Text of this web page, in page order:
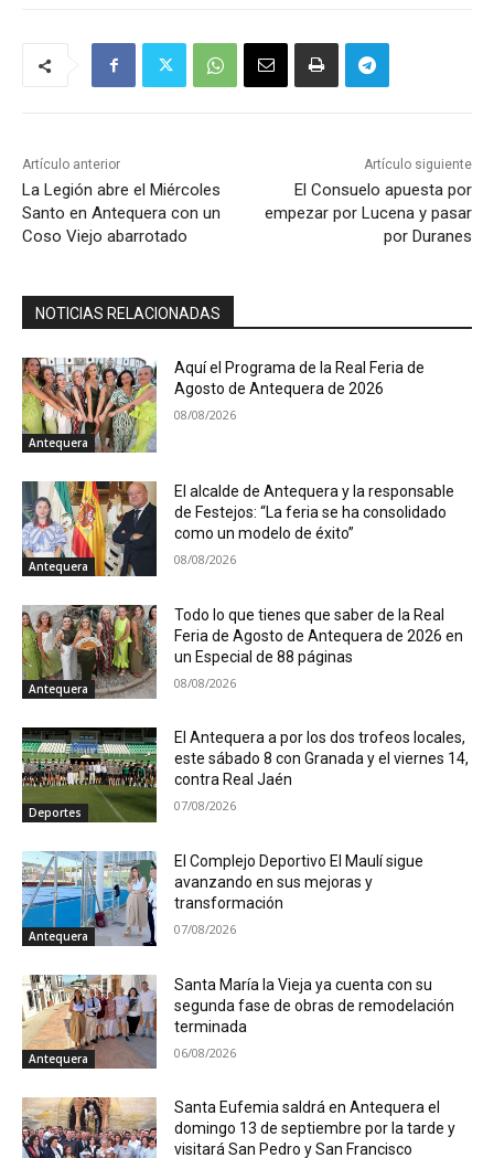
Artículo anterior
La Legión abre el Miércoles
Santo en Antequera con un
Coso Viejo abarrotado
Artículo siguiente
El Consuelo apuesta por
empezar por Lucena y pasar
por Duranes
NOTICIAS RELACIONADAS
Antequera
Aquí el Programa de la Real Feria de
Agosto de Antequera de 2026
08/08/2026
Antequera
El alcalde de Antequera y la responsable
de Festejos: “La feria se ha consolidado
como un modelo de éxito”
08/08/2026
Antequera
Todo lo que tienes que saber de la Real
Feria de Agosto de Antequera de 2026 en
un Especial de 88 páginas
08/08/2026
Deportes
El Antequera a por los dos trofeos locales,
este sábado 8 con Granada y el viernes 14,
contra Real Jaén
07/08/2026
Antequera
El Complejo Deportivo El Maulí sigue
avanzando en sus mejoras y
transformación
07/08/2026
Antequera
Santa María la Vieja ya cuenta con su
segunda fase de obras de remodelación
terminada
06/08/2026
Santa Eufemia saldrá en Antequera el
domingo 13 de septiembre por la tarde y
visitará San Pedro y San Francisco